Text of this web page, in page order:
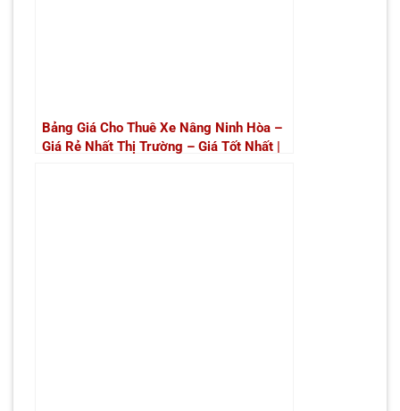
Bảng Giá Cho Thuê Xe Nâng Ninh Hòa –
Giá Rẻ Nhất Thị Trường – Giá Tốt Nhất |